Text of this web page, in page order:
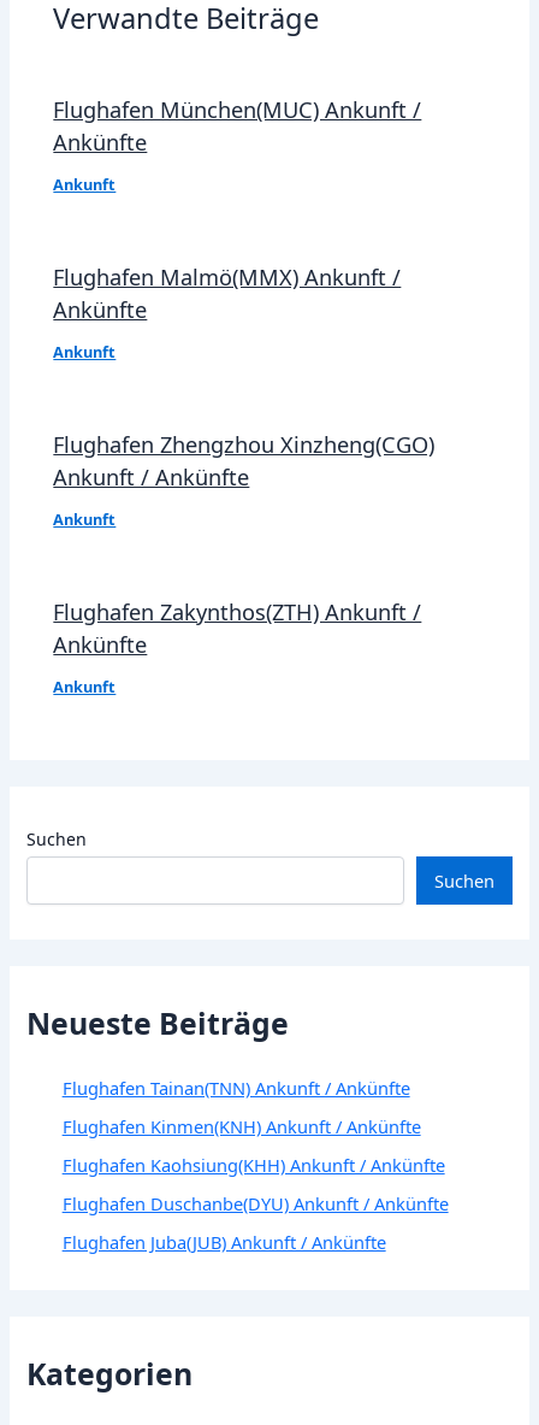
Verwandte Beiträge
Flughafen München(MUC) Ankunft /
Ankünfte
Ankunft
Flughafen Malmö(MMX) Ankunft /
Ankünfte
Ankunft
Flughafen Zhengzhou Xinzheng(CGO)
Ankunft / Ankünfte
Ankunft
Flughafen Zakynthos(ZTH) Ankunft /
Ankünfte
Ankunft
Suchen
Suchen
Neueste Beiträge
Flughafen Tainan(TNN) Ankunft / Ankünfte
Flughafen Kinmen(KNH) Ankunft / Ankünfte
Flughafen Kaohsiung(KHH) Ankunft / Ankünfte
Flughafen Duschanbe(DYU) Ankunft / Ankünfte
Flughafen Juba(JUB) Ankunft / Ankünfte
Kategorien